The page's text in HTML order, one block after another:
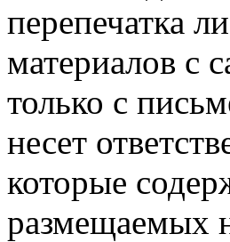
перепечатка
материалов с
только с
несет
которые
размещаемых